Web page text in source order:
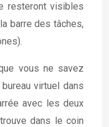
resteront visibles
barre des tâches,
vous ne savez
virtuel dans
avec les deux
dans le coin